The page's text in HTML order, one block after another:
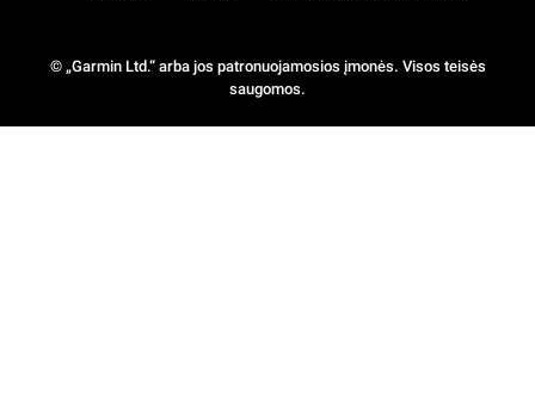
© „Garmin Ltd.“ arba jos patronuojamosios įmonės. Visos teisės
saugomos.